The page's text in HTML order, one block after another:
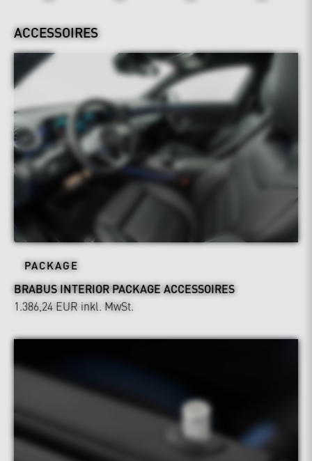
ACCESSOIRES
PACKAGE
BRABUS INTERIOR PACKAGE ACCESSOIRES
1.386,24 EUR inkl. MwSt.